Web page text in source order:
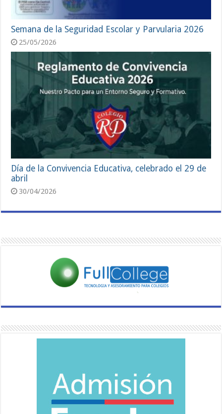
Semana de la Seguridad Escolar y Parvularia 2026
25/05/2026
Día de la Convivencia Educativa, celebrado el 29 de
abril
30/04/2026